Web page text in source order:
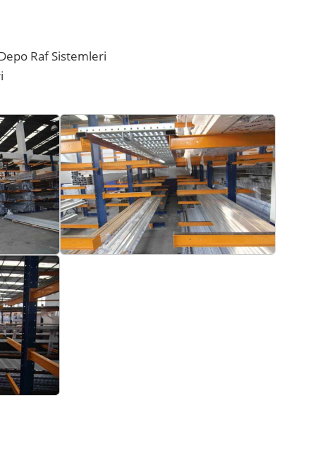
Raf Sistemleri